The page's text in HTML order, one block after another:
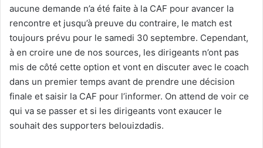
aucune demande n’a été faite à la CAF pour avancer la
rencontre et jusqu’à preuve du contraire, le match est
toujours prévu pour le samedi 30 septembre. Cependant,
à en croire une de nos sources, les dirigeants n’ont pas
mis de côté cette option et vont en discuter avec le coach
dans un premier temps avant de prendre une décision
finale et saisir la CAF pour l’informer. On attend de voir ce
qui va se passer et si les dirigeants vont exaucer le
souhait des supporters belouizdadis.